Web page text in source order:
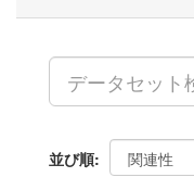
並び順